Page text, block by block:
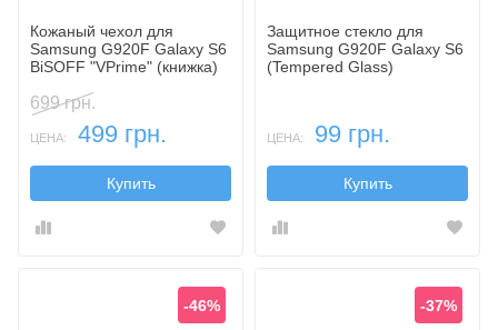
Кожаный чехол для
Samsung G920F Galaxy S6
BiSOFF "VPrime" (книжка)
699 грн.
ЦЕНА: 499 грн.
Купить
Защитное стекло для
Samsung G920F Galaxy S6
(Tempered Glass)
ЦЕНА: 99 грн.
Купить
-46% -37%